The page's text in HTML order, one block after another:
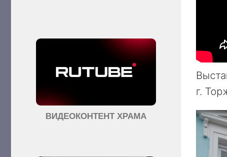
г.
ВИДЕОКОНТЕНТ ХРАМА